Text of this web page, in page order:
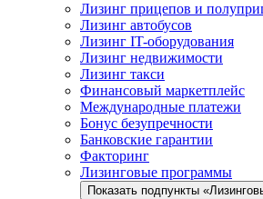
Лизинг прицепов и
Лизинг автобусов
Лизинг IT-оборудования
Лизинг недвижимости
Лизинг такси
Финансовый маркетплейс
Международные платежи
Бонус безупречности
Банковские гарантии
Факторинг
Лизинговые программы
Показать подпункты